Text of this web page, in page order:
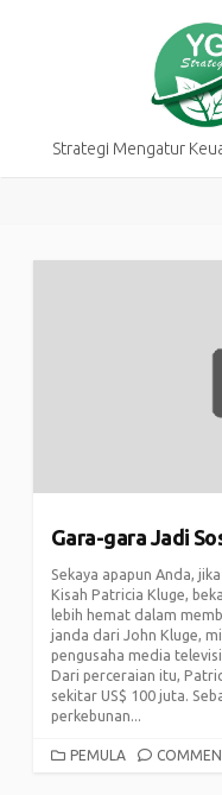
Strategi Mengatur
Gara-gara Jadi
Sekaya apapun Anda,
Kisah Patricia Kluge,
lebih hemat dalam
janda dari John Kluge,
pengusaha media
Dari perceraian itu,
sekitar US$ 100 juta.
perkebunan...
CATEGORIES
PEMULA